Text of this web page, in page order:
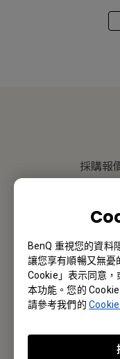
BenQ 重視您的資料
讓您享有順暢又無憂
Cookie」表示同意
本功能。您的
請參考我們的
採購報
收到更多成功案